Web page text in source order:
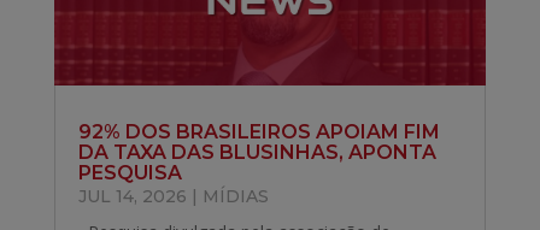
92% DOS BRASILEIROS APOIAM FIM
DA TAXA DAS BLUSINHAS, APONTA
PESQUISA
JUL 14, 2026 | MÍDIAS